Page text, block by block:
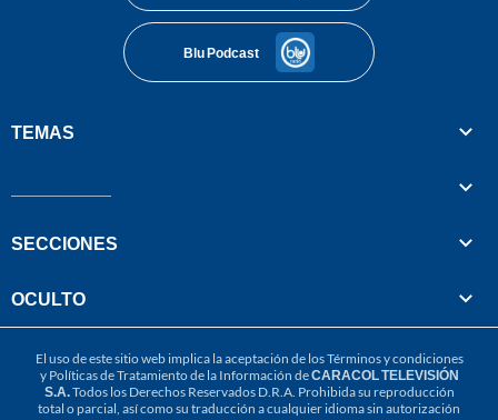
Blu Podcast
TEMAS
SECCIONES
OCULTO
El uso de este sitio web implica la aceptación de losTérminos y condiciones
y Políticas de Tratamiento de la Información deCARACOL TELEVISIÓN
S.A.Todos los Derechos Reservados D.R.A. Prohibida su reproducción
total o parcial, así como su traducción a cualquier idioma sin autorización